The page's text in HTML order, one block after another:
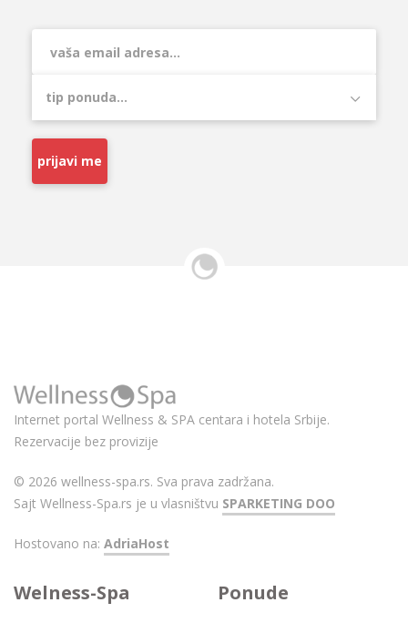
prijavi me
Internet portal Wellness & SPA centara i hotela Srbije.
Rezervacije bez provizije
© 2026 wellness-spa.rs. Sva prava zadržana.
Sajt Wellness-Spa.rs je u vlasništvu SPARKETING DOO
Hostovano na: AdriaHost
Welness-Spa Ponude